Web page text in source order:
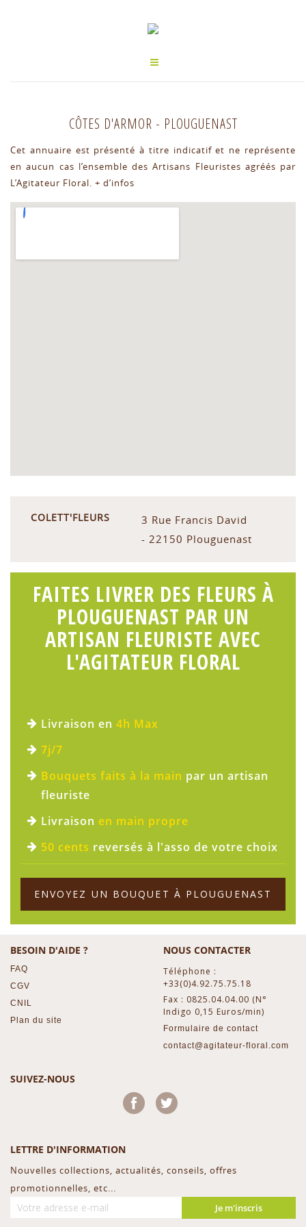
CÔTES D'ARMOR - PLOUGUENAST
Cet annuaire est présenté à titre indicatif et ne représente
en aucun cas l’ensemble des Artisans Fleuristes agréés par
L’Agitateur Floral. + d’infos
COLETT'FLEURS
3 Rue Francis David
- 22150 Plouguenast
FAITES LIVRER DES FLEURS À
PLOUGUENAST PAR UN
ARTISAN FLEURISTE AVEC
L'AGITATEUR FLORAL
Livraison en 4h Max
7j/7
Bouquets faits à la main par un artisan
fleuriste
Livraison en main propre
50 cents reversés à l'asso de votre choix
ENVOYEZ UN BOUQUET À PLOUGUENAST
BESOIN D'AIDE ?
FAQ
CGV
CNIL
Plan du site
NOUS CONTACTER
Téléphone :
+33(0)4.92.75.75.18
Fax : 0825.04.04.00 (N°
Indigo 0,15 Euros/min)
Formulaire de contact
contact@agitateur-floral.com
SUIVEZ-NOUS
Facebook
LETTRE D'INFORMATION
Nouvelles collections, actualités, conseils, offres
promotionnelles, etc...
Je m'inscris